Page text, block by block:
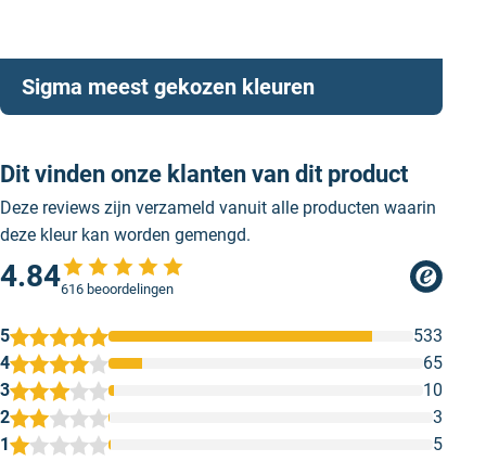
Sigma meest gekozen kleuren
Dit vinden onze klanten van dit product
Deze reviews zijn verzameld vanuit alle producten waarin
deze kleur kan worden gemengd.
4.84616 beoordelingen
1 5
2 3
3 10
4 65
5 533